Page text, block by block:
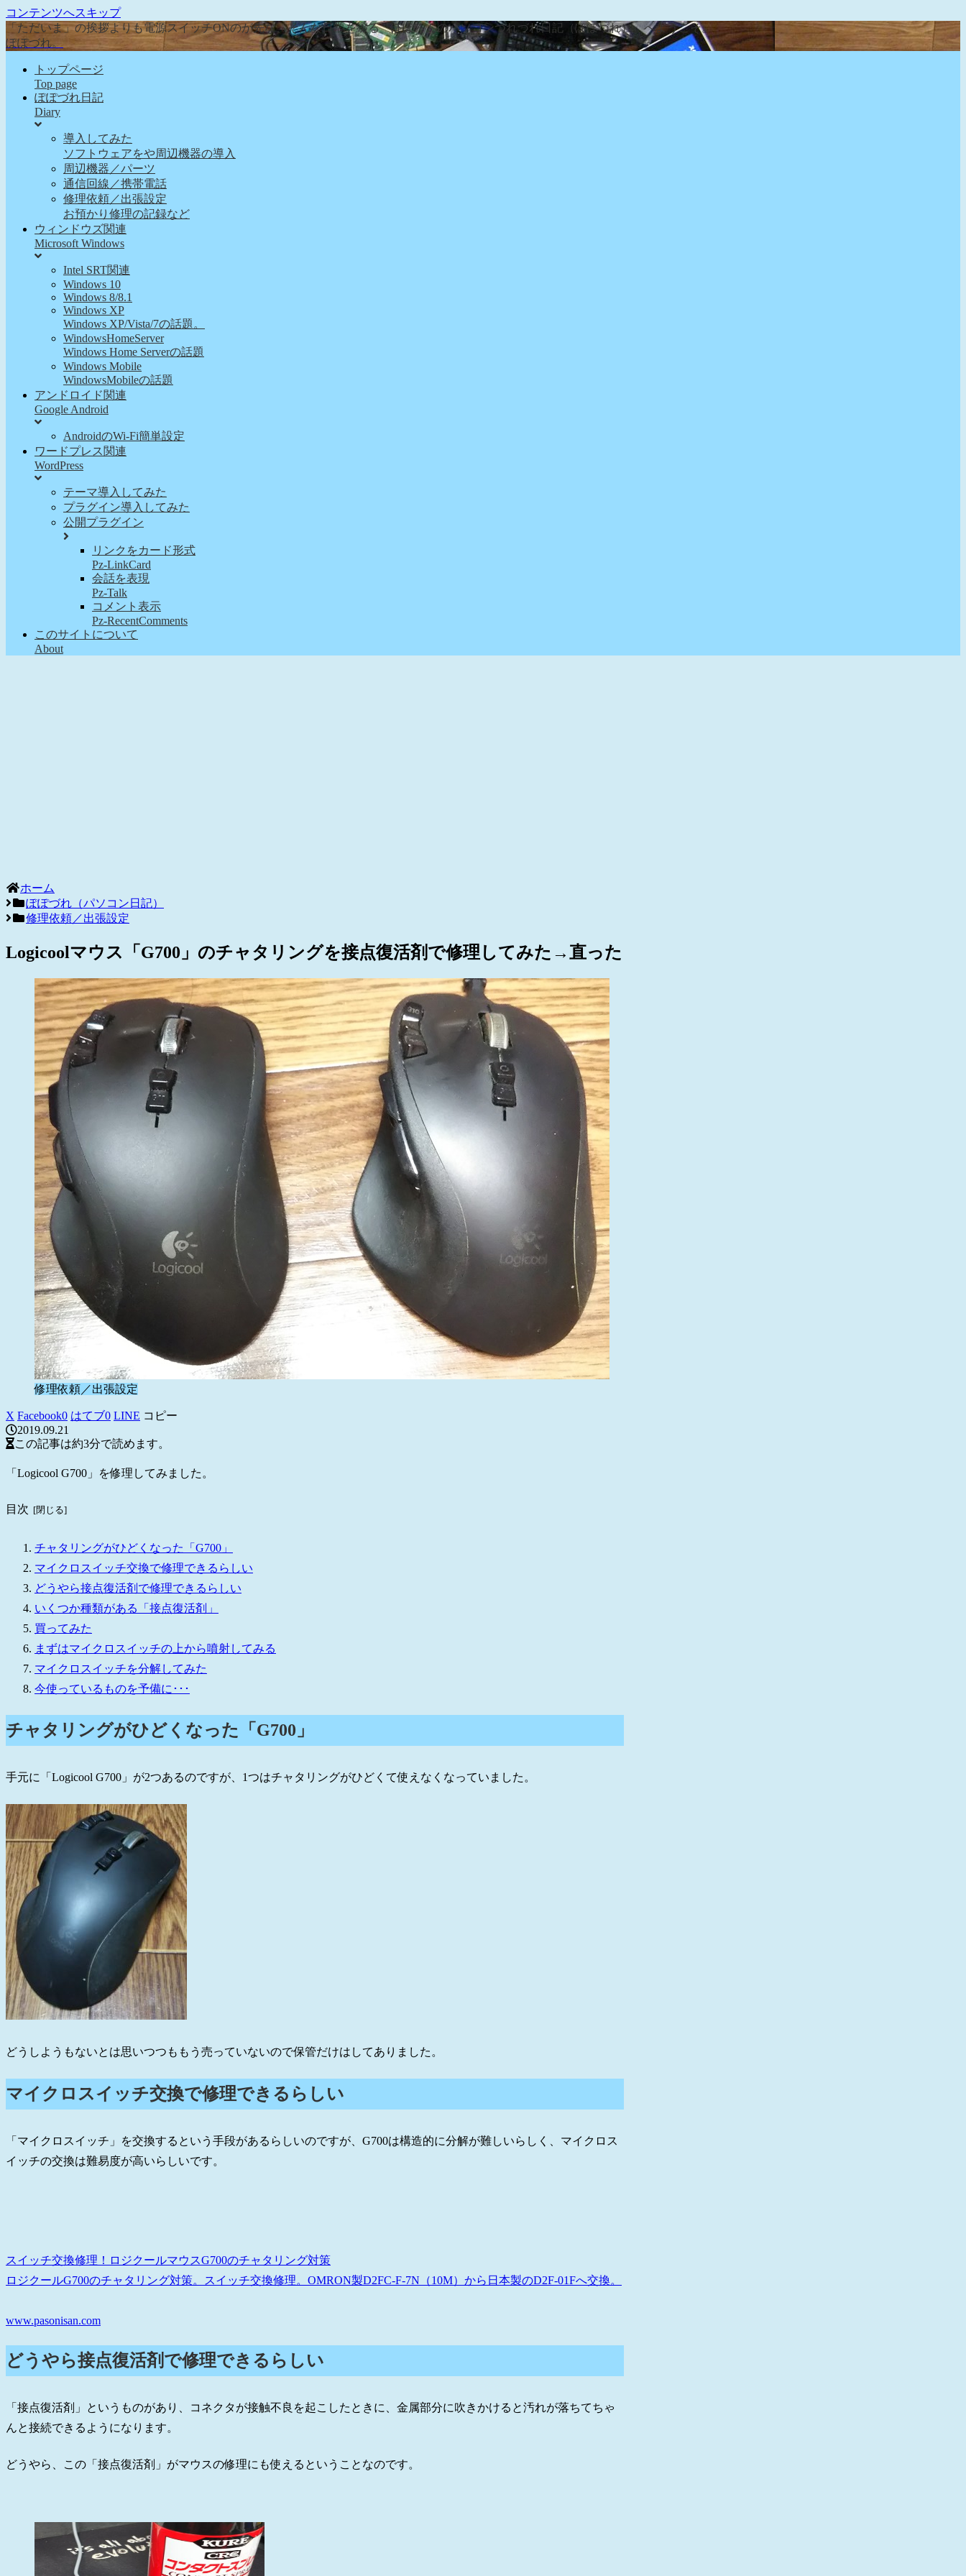
コンテンツへスキップ
「ただいま」の挨拶よりも電源スイッチONのが先な、そんな日常を綴る『ぽぽろんのパソコンつれづれ日記（ぽぽづれ）』へようこそ。
ぽぽづれ。
トップページ
Top page
ぽぽづれ日記
Diary
導入してみた
ソフトウェアをや周辺機器の導入
周辺機器／パーツ
通信回線／携帯電話
修理依頼／出張設定
お預かり修理の記録など
ウィンドウズ関連
Microsoft Windows
Intel SRT関連
Windows 10
Windows 8/8.1
Windows XP
Windows XP/Vista/7の話題。
WindowsHomeServer
Windows Home Serverの話題
Windows Mobile
WindowsMobileの話題
アンドロイド関連
Google Android
AndroidのWi-Fi簡単設定
ワードプレス関連
WordPress
テーマ導入してみた
プラグイン導入してみた
公開プラグイン
リンクをカード形式
Pz-LinkCard
会話を表現
Pz-Talk
コメント表示
Pz-RecentComments
このサイトについて
About
ホーム
ぽぽづれ（パソコン日記）
修理依頼／出張設定
Logicoolマウス「G700」のチャタリングを接点復活剤で修理してみた→直った
修理依頼／出張設定
X Facebook0 はてブ0 LINE コピー
2019.09.21
この記事は約3分で読めます。
「Logicool G700」を修理してみました。
目次
チャタリングがひどくなった「G700」
マイクロスイッチ交換で修理できるらしい
どうやら接点復活剤で修理できるらしい
いくつか種類がある「接点復活剤」
買ってみた
まずはマイクロスイッチの上から噴射してみる
マイクロスイッチを分解してみた
今使っているものを予備に･･･
チャタリングがひどくなった「G700」
手元に「Logicool G700」が2つあるのですが、1つはチャタリングがひどくて使えなくなっていました。
どうしようもないとは思いつつももう売っていないので保管だけはしてありました。
マイクロスイッチ交換で修理できるらしい
「マイクロスイッチ」を交換するという手段があるらしいのですが、G700は構造的に分解が難しいらしく、マイクロス
イッチの交換は難易度が高いらしいです。
スイッチ交換修理！ロジクールマウスG700のチャタリング対策
ロジクールG700のチャタリング対策。スイッチ交換修理。OMRON製D2FC-F-7N（10M）から日本製のD2F-01Fへ交換。
www.pasonisan.com
どうやら接点復活剤で修理できるらしい
「接点復活剤」というものがあり、コネクタが接触不良を起こしたときに、金属部分に吹きかけると汚れが落ちてちゃ
んと接続できるようになります。
どうやら、この「接点復活剤」がマウスの修理にも使えるということなのです。